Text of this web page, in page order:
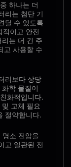
하나는 더
리는 첨단 기
딜 수 있도록
적이고 안전
는 더 긴 주
고 사용할 수
리보다 상당
학 물질이
화적입니다.
교체 필요
절약합니다.
명소 전압을
고 일관된 전